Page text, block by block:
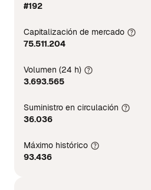
#192
Capitalización de mercado
75.511.204
Volumen (24 h)
3.693.565
Suministro en circulación
36.036
Máximo histórico
93.436